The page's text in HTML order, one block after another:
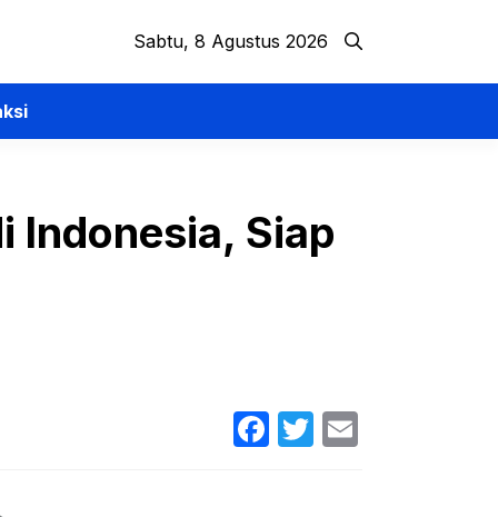
Sabtu, 8 Agustus 2026
Indonesia, Siap
Facebook
Twitter